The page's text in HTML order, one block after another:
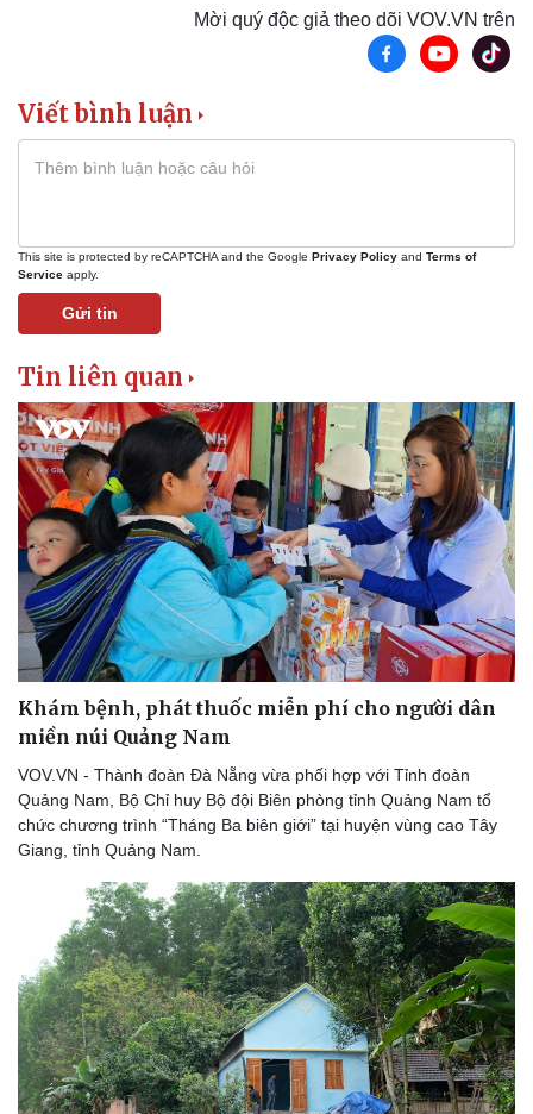
Vũ khí
Việt Nam
Mời quý độc giả theo dõi VOV.VN trên
Viết bình luận
This site is protected by reCAPTCHA and the Google Privacy Policy and Terms of
Service apply.
Gửi tin
Tin liên quan
Khám bệnh, phát thuốc miễn phí cho người dân
miền núi Quảng Nam
VOV.VN - Thành đoàn Đà Nẵng vừa phối hợp với Tỉnh đoàn
Quảng Nam, Bộ Chỉ huy Bộ đội Biên phòng tỉnh Quảng Nam tổ
chức chương trình “Tháng Ba biên giới” tại huyện vùng cao Tây
Giang, tỉnh Quảng Nam.